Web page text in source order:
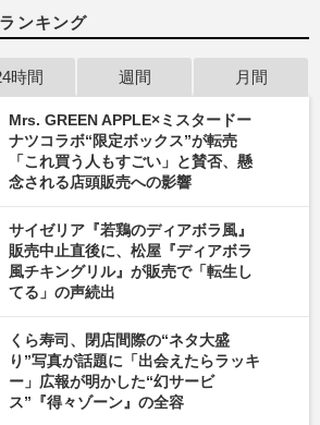
ンキング
時間 週間 月間
Mrs. GREEN APPLE×ミスタードー
ナツコラボ“限定ボックス”が転売
「これ買う人もすごい」と賛否、懸
念される店頭販売への影響
サイゼリア『若鶏のディアボラ風』
販売中止直後に、松屋『ディアボラ
風チキングリル』が販売で「転生し
てる」の声続出
くら寿司、閉店間際の“ネタ大盛
り”写真が話題に「出会えたらラッキ
ー」広報が明かした“幻サービ
ス”『得々ゾーン』の全容